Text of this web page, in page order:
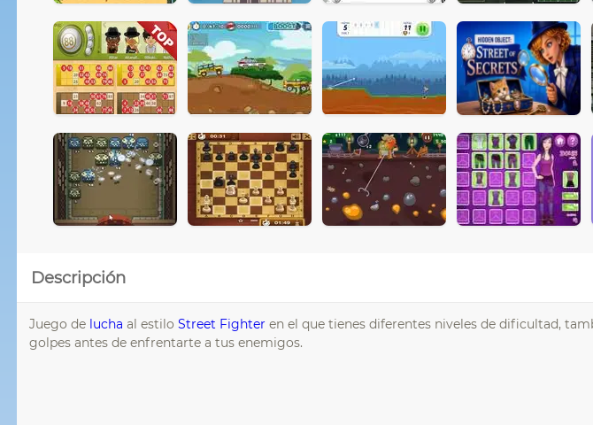
Descripción
Juego de lucha al estilo Street Fighter en el que tienes diferentes niveles de dificultad,
golpes antes de enfrentarte a tus enemigos.